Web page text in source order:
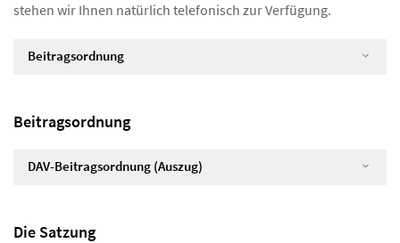
stehen wir Ihnen natürlich telefonisch zur Verfügung.
Beitragsordnung
Beitragsordnung
DAV-Beitragsordnung (Auszug)
Die Satzung